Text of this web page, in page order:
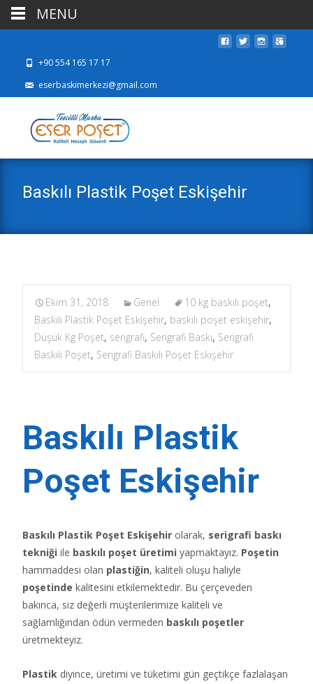
+90 554 165 17 17
eserbaskimerkezi@gmail.com
Baskılı Plastik Poşet Eskişehir
Ekim 31, 2018 Genel 10 kg baskılı poşet,
Baskılı Plastik Poşet Eskişehir, baskılı poşet eskişehir,
Düşük Kg Poşet, serigrafi, Serigrafi Baskı, Serigrafi
Baskılı Poşet, Serigrafi Baskılı Poşet Eskişehir
Baskılı Plastik
Poşet Eskişehir
Baskılı Plastik Poşet Eskişehir olarak, serigrafi baskı
tekniği ile baskılı poşet üretimi yapmaktayız. Poşetin
hammaddesi olan plastiğin, kaliteli oluşu haliyle
poşetinde kalitesini etkilemektedir. Bu çerçeveden
bakınca, siz değerli müşterilerimize kaliteli ve
sağlamlığından ödün vermeden baskılı poşetler
üretmekteyiz.
Plastik diyince, üretimi ve tüketimi gün geçtikçe fazlalaşan
MENU